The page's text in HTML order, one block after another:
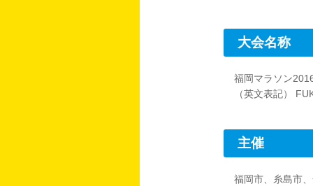
大会名称
福岡マラソン
（英文表記）
主催
福岡市、糸島市